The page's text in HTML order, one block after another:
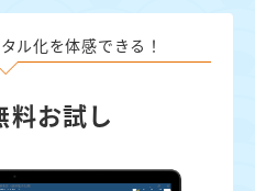
ル化を体感できる！
料お試し